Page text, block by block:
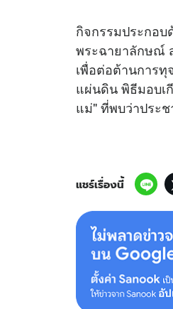
กิจกรรมประกอ
พระฉายาลักษณ์
เพื่อต่อต้านการ
แผ่นดิน พิธีมอบเ
แม่" ที่พบว่าประ
แชร์เรื่องนี้